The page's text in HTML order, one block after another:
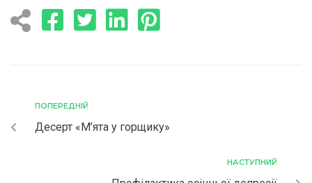
ПОПЕРЕДНІЙ
Десерт «М’ята у горщику»
НАСТУПНИЙ